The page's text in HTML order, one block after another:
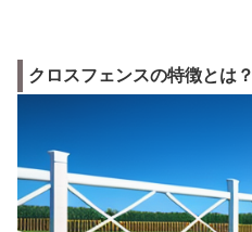
クロスフェンスの特徴とは？